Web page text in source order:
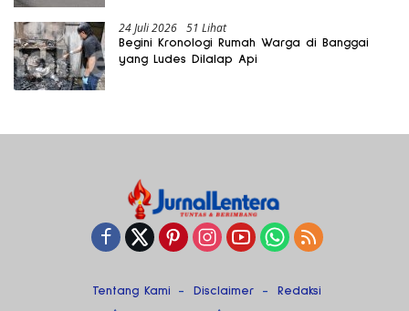
24 Juli 2026 51 Lihat
Begini Kronologi Rumah Warga di Banggai
yang Ludes Dilalap Api
Tentang Kami Disclaimer
Redaksi